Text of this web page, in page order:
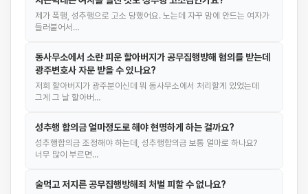
제가 폭행, 성추행으로 고소 당했어요. 노는데 자꾸 맘에 안드는 여자가
들러붙어서…
동사무소에서 소란 피운 할아버지가 공무집행방해 혐의를 받는데
광주변호사 자문 받을 수 있나요?
저희 할아버지가 광주분이신데 뭐 동사무소에서 처리할게 있었는데
그게 그 날 할아버…
성추행 합의금 얼마정도로 해야 현명하게 하는 걸까요?
성추행합의금 조정해야 하는데, 성추행합의금 보통 얼마로 하나요?
너무 많이 부르면…
술먹고 저지른 공무집행방해죄 처벌 피할 수 없나요?